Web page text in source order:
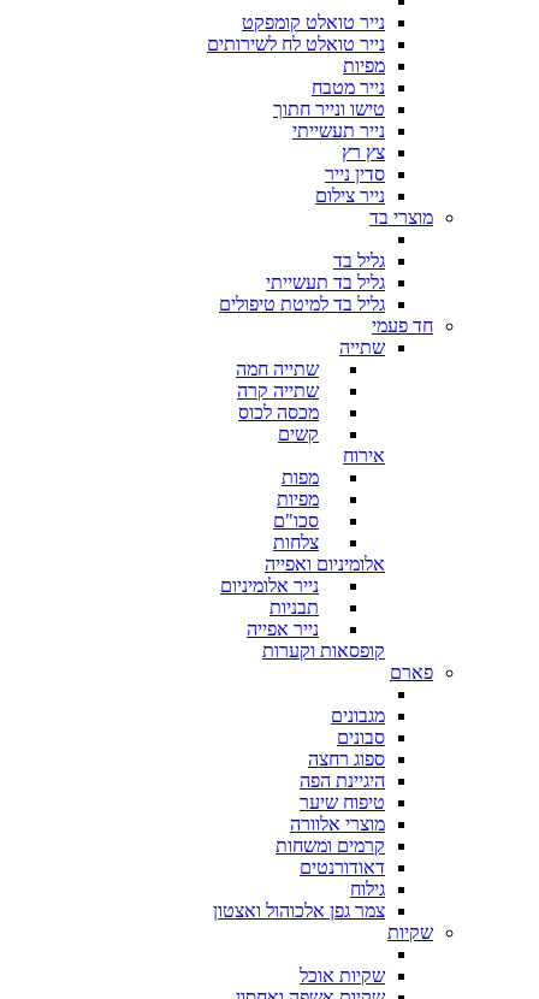
נייר טואלט קומפקט
נייר טואלט לח לשירותים
מפיות
נייר מטבח
טישו ונייר חתוך
נייר תעשייתי
צץ רץ
סדין נייר
נייר צילום
מוצרי בד
גליל בד
גליל בד תעשייתי
גליל בד למיטת טיפולים
חד פעמי
שתייה
שתייה חמה
שתייה קרה
מכסה לכוס
קשים
אירוח
מפות
מפיות
סכו"ם
צלחות
אלומיניום ואפייה
נייר אלומיניום
תבניות
נייר אפייה
קופסאות וקערות
פארם
מגבונים
סבונים
ספוג רחצה
היגיינת הפה
טיפוח שיער
מוצרי אלוורה
קרמים ומשחות
דאודורנטים
גילוח
צמר גפן אלכוהול ואצטון
שקיות
שקיות אוכל